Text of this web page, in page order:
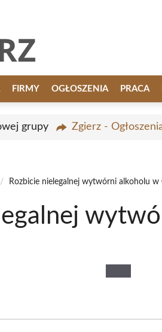
FIRMY OGŁOSZENIA PRACA
grupy Zgierz -
/ Rozbicie nielegalnej wytwórni alkoholu w